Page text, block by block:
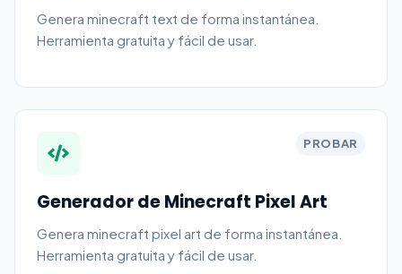
Genera minecraft text de forma instantánea.
Herramienta gratuita y fácil de usar.
PROBAR
Generador de Minecraft Pixel Art
Genera minecraft pixel art de forma instantánea.
Herramienta gratuita y fácil de usar.